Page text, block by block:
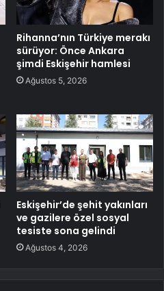
Rihanna’nın Türkiye merakı
sürüyor: Önce Ankara
şimdi Eskişehir hamlesi
Ağustos 5, 2026
Eskişehir’de şehit yakınları
ve gazilere özel sosyal
tesiste sona gelindi
Ağustos 4, 2026